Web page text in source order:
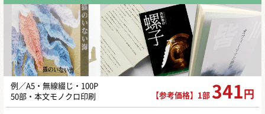
例／A5・無線綴じ・100P
50部・本文モノクロ印刷
【参考価格】1部 341 円